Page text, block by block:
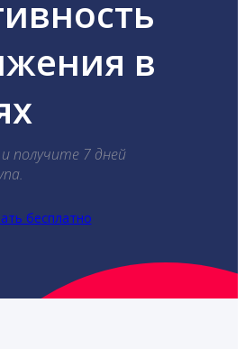
в
получите 7 дней
бесплатно